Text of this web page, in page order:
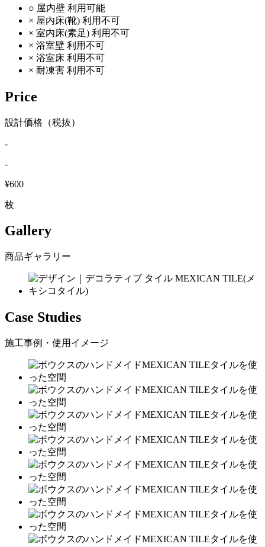
○ 屋内壁 利用可能
× 屋内床(靴) 利用不可
× 室内床(素足) 利用不可
× 浴室壁 利用不可
× 浴室床 利用不可
× 耐凍害 利用不可
Price
設計価格（税抜）
-
-
¥600
枚
Gallery
商品ギャラリー
Case Studies
施工事例・使用イメージ